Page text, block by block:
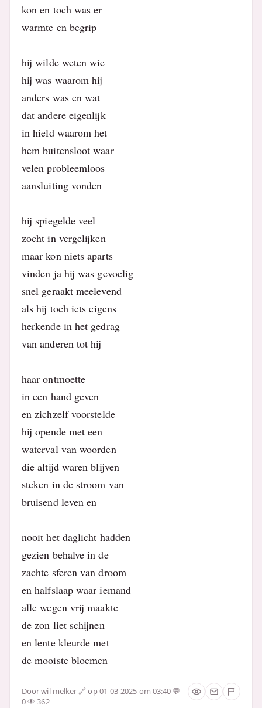
kon en toch was er
warmte en begrip
hij wilde weten wie
hij was waarom hij
anders was en wat
dat andere eigenlijk
in hield waarom het
hem buitensloot waar
velen probleemloos
aansluiting vonden
hij spiegelde veel
zocht in vergelijken
maar kon niets aparts
vinden ja hij was gevoelig
snel geraakt meelevend
als hij toch iets eigens
herkende in het gedrag
van anderen tot hij
haar ontmoette
in een hand geven
en zichzelf voorstelde
hij opende met een
waterval van woorden
die altijd waren blijven
steken in de stroom van
bruisend leven en
nooit het daglicht hadden
gezien behalve in de
zachte sferen van droom
en halfslaap waar iemand
alle wegen vrij maakte
de zon liet schijnen
en lente kleurde met
de mooiste bloemen
Doorwil melker
op 01-03-2025 om 03:40
0
362